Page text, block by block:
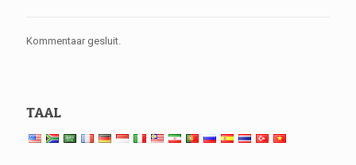
Kommentaar gesluit.
TAAL